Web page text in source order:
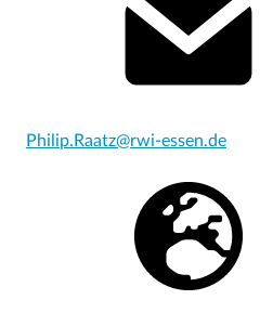
Philip.Raatz@rwi-essen.de